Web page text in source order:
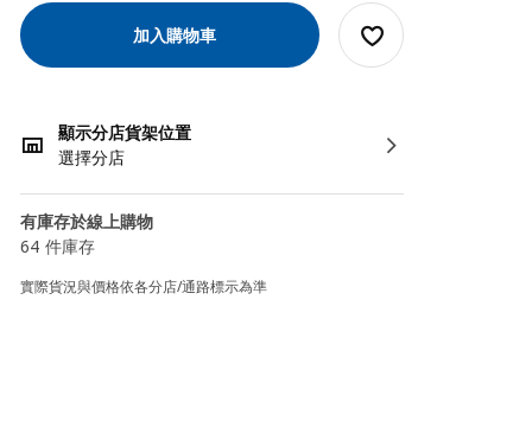
加入購物車
顯示分店貨架位置
選擇分店
有庫存於線上購物
64 件庫存
實際貨況與價格依各分店/通路標示為準